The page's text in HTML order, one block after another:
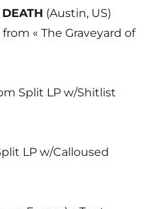
(Austin, US)
« The Graveyard of
Split LP w/Shitlist
LP w/Calloused